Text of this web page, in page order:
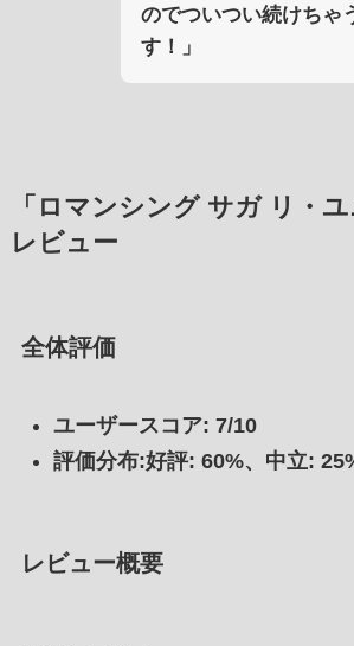
のでついつい続けちゃ
す！」
「ロマンシング サガ リ・
レビュー
全体評価
ユーザースコア: 7/10
評価分布:好評: 60%、中立:
レビュー概要